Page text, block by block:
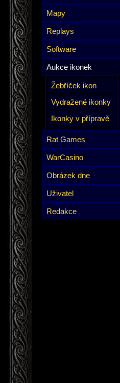
Mapy
Replays
Software
Aukce ikonek
Žebříček ikon
Vydražené ikonky
Ikonky v přípravě
Rat Games
WarCasino
Obrázek dne
Uživatel
Redakce